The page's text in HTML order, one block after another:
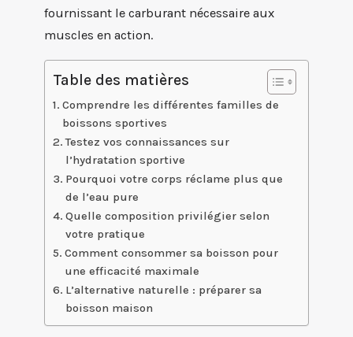
fournissant le carburant nécessaire aux
muscles en action.
Table des matières
Comprendre les différentes familles de
boissons sportives
Testez vos connaissances sur
l’hydratation sportive
Pourquoi votre corps réclame plus que
de l’eau pure
Quelle composition privilégier selon
votre pratique
Comment consommer sa boisson pour
une efficacité maximale
L’alternative naturelle : préparer sa
boisson maison